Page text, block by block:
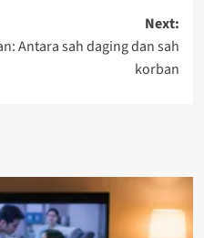
Next:
Antara sah daging dan sah
korban